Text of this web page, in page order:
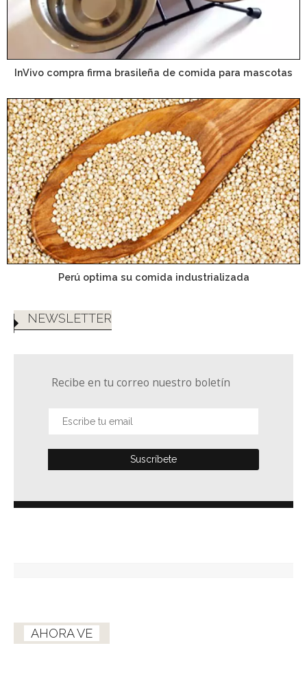
InVivo compra firma brasileña de comida para mascotas
Perú optima su comida industrializada
NEWSLETTER
Recibe en tu correo nuestro boletín
AHORA VE